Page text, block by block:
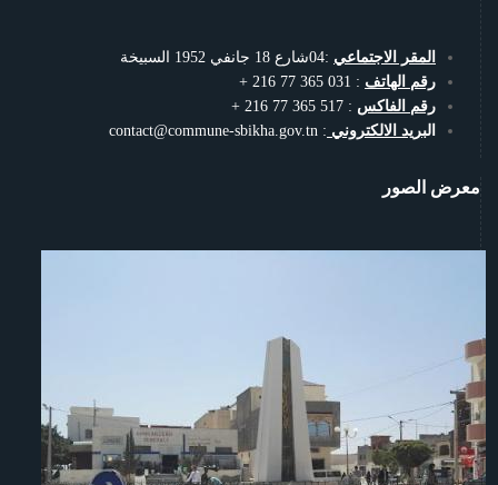
المقر الاجتماعي :04شارع 18 جانفي 1952 السبيخة
رقم الهاتف : 031 365 77 216 +
رقم الفاكس : 517 365 77 216 +
البريد الالكتروني : contact@commune-sbikha.gov.tn
معرض الصور